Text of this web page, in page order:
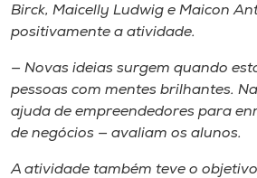
Birck, Maicelly Ludwig e Maicon
positivamente a atividade.
— Novas ideias surgem quando
pessoas com mentes brilhantes.
ajuda de empreendedores para
de negócios — avaliam os alunos.
A atividade também teve o